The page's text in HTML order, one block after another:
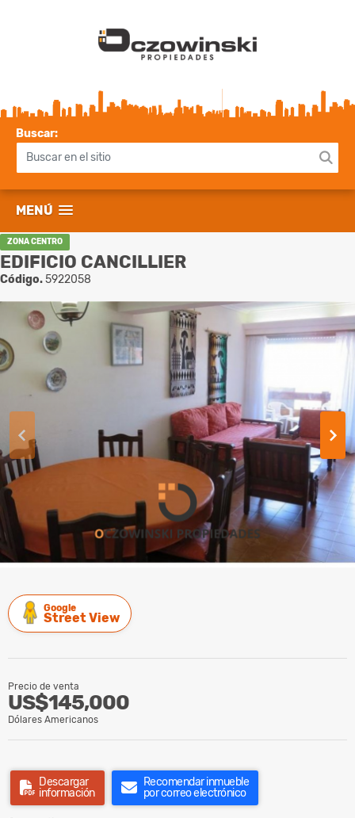
Buscar:
MENÚ
ZONA CENTRO
EDIFICIO CANCILLIER
Código.5922058
Google
Street View
Precio de venta
US$145,000
Dólares Americanos
Descargar
información
Recomendar inmueble
por correo electrónico